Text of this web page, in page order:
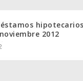
2012